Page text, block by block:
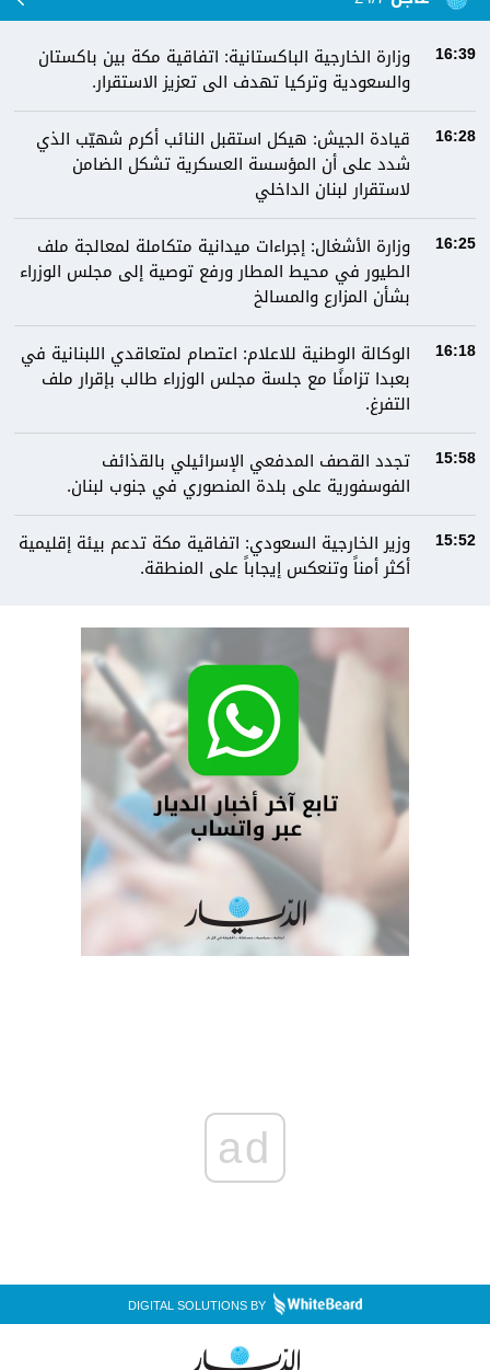
16:39
وزارة الخارجية الباكستانية: اتفاقية مكة بين باكستان
والسعودية وتركيا تهدف الى تعزيز الاستقرار.
16:28
قيادة الجيش: هيكل استقبل النائب أكرم شهيّب الذي
شدد على أن المؤسسة العسكرية تشكل الضامن
لاستقرار لبنان الداخلي
16:25
وزارة الأشغال: إجراءات ميدانية متكاملة لمعالجة ملف
الطيور في محيط المطار ورفع توصية إلى مجلس الوزراء
بشأن المزارع والمسالخ
16:18
الوكالة الوطنية للاعلام: اعتصام لمتعاقدي اللبنانية في
بعبدا تزامنًا مع جلسة مجلس الوزراء طالب بإقرار ملف
التفرغ.
15:58
تجدد القصف المدفعي الإسرائيلي بالقذائف
الفوسفورية على بلدة المنصوري في جنوب لبنان.
15:52
وزير الخارجية السعودي: اتفاقية مكة تدعم بيئة إقليمية
أكثر أمناً وتنعكس إيجاباً على المنطقة.
ad
DIGITAL SOLUTIONS BY